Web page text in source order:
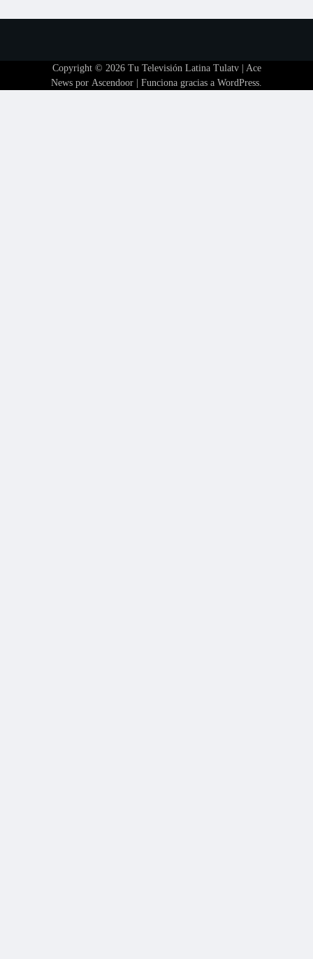
Copyright © 2026 Tu Televisión Latina Tulatv| Ace
News por Ascendoor | Funciona gracias a WordPress.